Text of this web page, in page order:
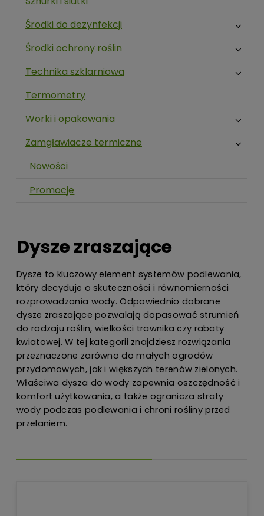
Środki do dezynfekcji
Środki ochrony roślin
Technika szklarniowa
Termometry
Worki i opakowania
Zamgławiacze termiczne
Nowości
Promocje
Dysze zraszające
Dysze to kluczowy element systemów podlewania,
który decyduje o skuteczności i równomierności
rozprowadzania wody. Odpowiednio dobrane
dysze zraszające pozwalają dopasować strumień
do rodzaju roślin, wielkości trawnika czy rabaty
kwiatowej. W tej kategorii znajdziesz rozwiązania
przeznaczone zarówno do małych ogrodów
przydomowych, jak i większych terenów zielonych.
Właściwa dysza do wody zapewnia oszczędność i
komfort użytkowania, a także ogranicza straty
wody podczas podlewania i chroni rośliny przed
przelaniem.